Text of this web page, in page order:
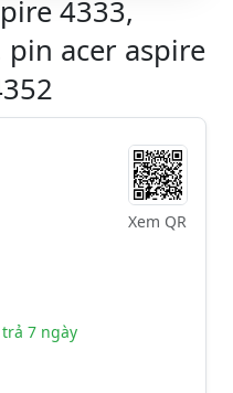
4333,
acer aspire
Xem QR
7 ngày